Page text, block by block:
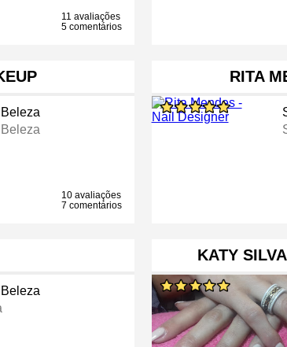
11 avaliações
5 comentários
10 avaliações
7 comentários
RITA
KATY